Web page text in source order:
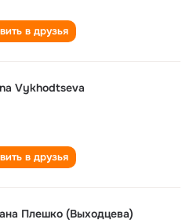
в друзья
Vykhodtseva
в друзья
Плешко (Выходцева)